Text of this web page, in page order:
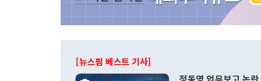
[뉴스핌 베스트 기사]